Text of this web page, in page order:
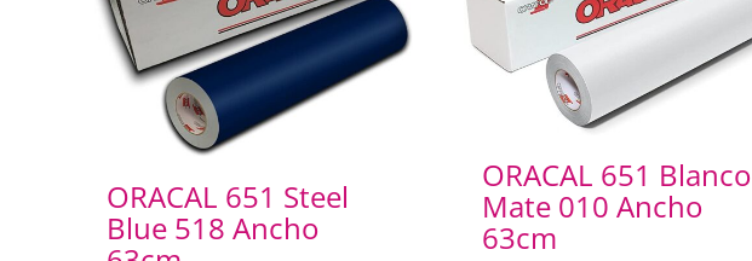
ORACAL 651 Steel
Blue 518 Ancho
ORACAL 651 Blanco
Mate 010 Ancho
63cm